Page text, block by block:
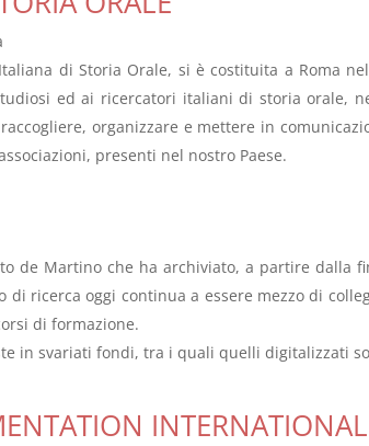
di Storia Orale, si è costituita a Roma
ed ai ricercatori italiani di storia orale,
organizzare e mettere in
presenti nel nostro Paese.
de Martino che ha archiviato, a partire
di ricerca oggi continua a essere mezzo di
di formazione.
in svariati fondi, tra i quali quelli digitalizzati